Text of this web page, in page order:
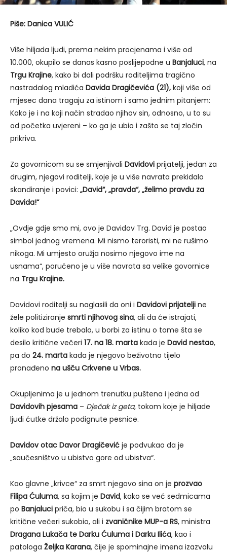
Piše: Danica VULIĆ
Više hiljada ljudi, prema nekim procjenama i više od
10.000, okupilo se danas kasno poslijepodne u Banjaluci, na
Trgu Krajine, kako bi dali podršku roditeljima tragično
nastradalog mladića Davida Dragičevića (21), koji više od
mjesec dana tragaju za istinom i samo jednim pitanjem:
Kako je i na koji način stradao njihov sin, odnosno, u to su
od početka uvjereni – ko ga je ubio i zašto se taj zločin
prikriva.
Za govornicom su se smjenjivali Davidovi prijatelji, jedan za
drugim, njegovi roditelji, koje je u više navrata prekidalo
skandiranje i povici: „David“, „pravda“, „želimo pravdu za
Davida!“
„Ovdje gdje smo mi, ovo je Davidov Trg. David je postao
simbol jednog vremena. Mi nismo teroristi, mi ne rušimo
nikoga. Mi umjesto oružja nosimo njegovo ime na
usnama“, poručeno je u više navrata sa velike govornice
na Trgu Krajine.
Davidovi roditelji su naglasili da oni i Davidovi prijatelji ne
žele politiziranje smrti njihovog sina, ali da će istrajati,
koliko kod bude trebalo, u borbi za istinu o tome šta se
desilo kritične večeri 17. na 18. marta kada je David nestao,
pa do 24. marta kada je njegovo beživotno tijelo
pronađeno na ušču Crkvene u Vrbas.
Okupljenima je u jednom trenutku puštena i jedna od
Davidovih pjesama – Dječak iz geta, tokom koje je hiljade
ljudi ćutke držalo podignute pesnice.
Davidov otac Davor Dragičević je podvukao da je
„saučesništvo u ubistvo gore od ubistva“.
Kao glavne „krivce“ za smrt njegovo sina on je prozvao
Filipa Ćuluma, sa kojim je David, kako se već sedmicama
po Banjaluci priča, bio u sukobu i sa čijim bratom se
kritične večeri sukobio, ali i zvaničnike MUP-a RS, ministra
Dragana Lukača te Darku Ćuluma i Darku Ilića, kao i
patologa Željka Karana, čije je spominajne imena izazvalu